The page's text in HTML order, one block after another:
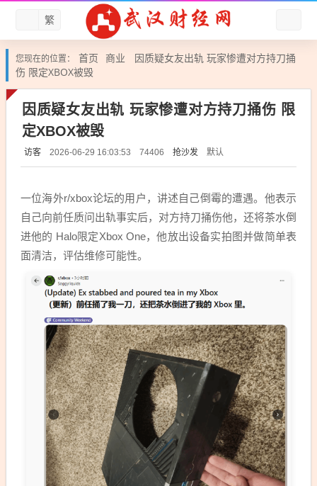
繁
您现在的位置： 首页 商业
因质疑女友出轨 玩家惨遭对方持刀捅
伤 限定XBOX被毁
因质疑女友出轨 玩家惨遭对方持刀捅伤 限
定XBOX被毁
访客 2026-06-29 16:03:53 74406 抢沙发 默认
一位海外r/xbox论坛的用户，讲述自己倒霉的遭遇。他表示
自己向前任质问出轨事实后，对方持刀捅伤他，还将茶水倒
进他的 Halo限定Xbox One，他放出设备实拍图并做简单表
面清洁，评估维修可能性。